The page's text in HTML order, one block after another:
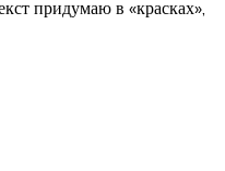
придумаю в «красках»,